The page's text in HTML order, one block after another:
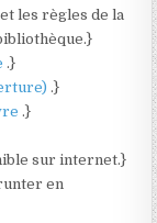
les règles de la
.}
.}
.}
sur internet.}
en